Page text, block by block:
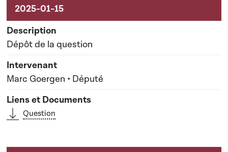
Dépôt de la question
Marc Goergen • Député
Question